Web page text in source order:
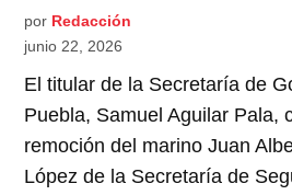
por Redacción
junio 22, 2026
El titular de la Secretaría de
Puebla, Samuel Aguilar Pala,
remoción del marino Juan
López de la Secretaría de